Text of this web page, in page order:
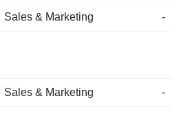
Sales & Marketing -
Sales & Marketing -